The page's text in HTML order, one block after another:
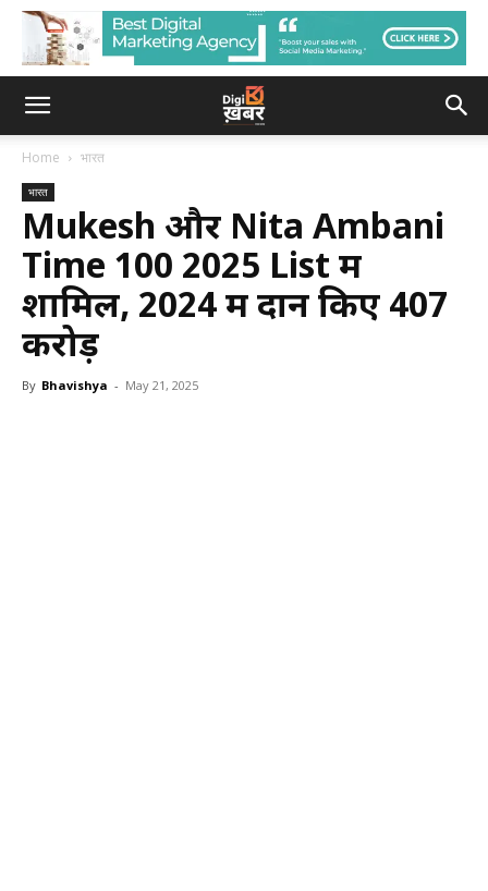
Home भारत
भारत
Mukesh और Nita Ambani
Time 100 2025 List में
शामिल, 2024 में दान किए ₹407
करोड़
By Bhavishya - May 21, 2025